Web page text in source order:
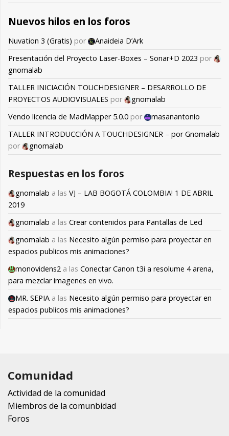
Nuevos hilos en los foros
Nuvation 3 (Gratis) por
Anaideia D’Ark
Presentación del Proyecto Laser-Boxes – Sonar+D 2023 por
gnomalab
TALLER INICIACIÓN TOUCHDESIGNER – DESARROLLO DE
PROYECTOS AUDIOVISUALES por
gnomalab
Vendo licencia de MadMapper 5.0.0 por
masanantonio
TALLER INTRODUCCIÓN A TOUCHDESIGNER – por Gnomalab
por
gnomalab
Respuestas en los foros
gnomalab a las VJ – LAB BOGOTÁ COLOMBIA! 1 DE ABRIL
2019
gnomalab a las Crear contenidos para Pantallas de Led
gnomalab a las Necesito algún permiso para proyectar en
espacios publicos mis animaciones?
monovidens2 a las Conectar Canon t3i a resolume 4 arena,
para mezclar imagenes en vivo.
MR. SEPIA a las Necesito algún permiso para proyectar en
espacios publicos mis animaciones?
Comunidad
Actividad de la comunidad
Miembros de la comunbidad
Foros